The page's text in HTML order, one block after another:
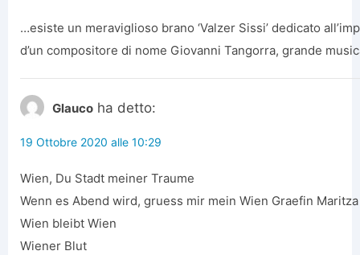
…esiste un meraviglioso brano ‘Valzer Sissi’ dedicato
d’un compositore di nome Giovanni Tangorra, grande
Glauco ha detto:
19 Ottobre 2020 alle 10:29
Wien, Du Stadt meiner Traume
Wenn es Abend wird, gruess mir mein Wien Graefin Maritza
Wien bleibt Wien
Wiener Blut